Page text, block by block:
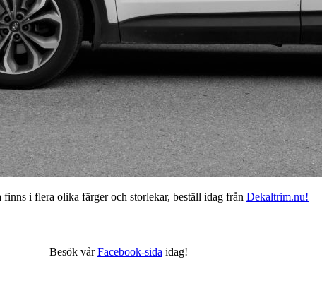
finns i flera olika färger och storlekar, beställ idag från Dekaltrim.nu!
Besök vårFacebook-sida idag!